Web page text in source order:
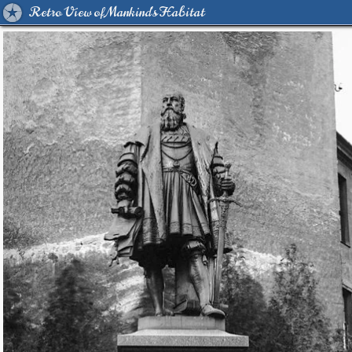
Retro View of Mankind's Habitat